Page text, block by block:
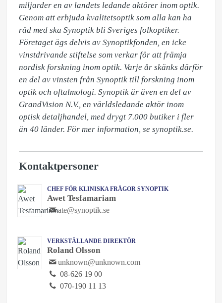
miljarder en av landets ledande aktörer inom optik.
Genom att erbjuda kvalitetsoptik som alla kan ha
råd med ska Synoptik bli Sveriges folkoptiker.
Företaget ägs delvis av Synoptikfonden, en icke
vinstdrivande stiftelse som verkar för att främja
nordisk forskning inom optik. Varje år skänks därför
en del av vinsten från Synoptik till forskning inom
optik och oftalmologi. Synoptik är även en del av
GrandVision N.V., en världsledande aktör inom
optisk detaljhandel, med drygt 7.000 butiker i fler
än 40 länder. För mer information, se synoptik.se.
Kontaktpersoner
CHEF FÖR KLINISKA FRÅGOR SYNOPTIK
Awet Tesfamariam
ate@synoptik.se
VERKSTÄLLANDE DIREKTÖR
Roland Olsson
unknown@unknown.com
08-626 19 00
070-190 11 13